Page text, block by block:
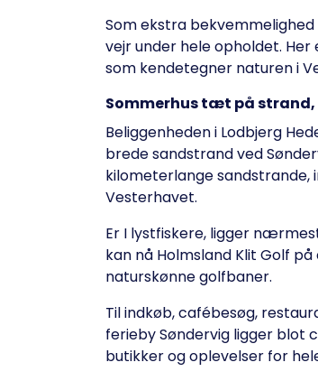
Som ekstra
vejr under hele opholdet.
som kendetegner naturen i
Sommerhus tæt på strand,
Beliggenheden i Lodbjerg
brede sandstrand ved
kilometerlange
Vesterhavet.
Er I lystfiskere, ligger
kan nå Holmsland Klit Golf
naturskønne golfbaner.
Til indkøb, cafébesøg,
ferieby Søndervig ligger blot
butikker og oplevelser for